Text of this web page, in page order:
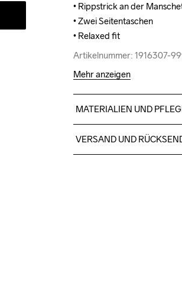
• Rippstrick an der
• Zwei Seitentaschen
• Relaxed fit
Artikelnummer: 1916307-
• Rippstrick an der
• Zwei Seitentaschen
• Relaxed fit
Artikelnummer: 1916307-
Mehr anzeigen
MATERIALIEN UND
Hauptmaterial: 100% Bio-
VERSAND UND